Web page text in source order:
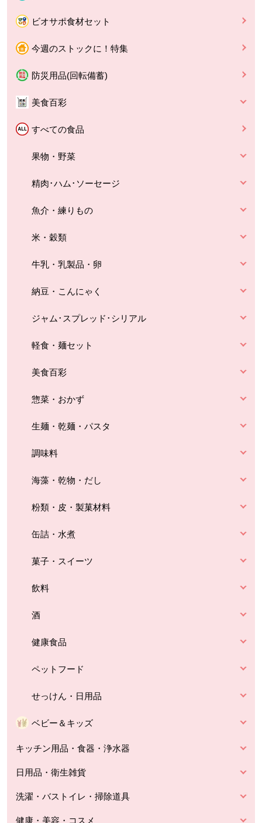
ビオサポ食材セット
今週のストックに！特集
防災用品(回転備蓄)
美食百彩
すべての食品
果物・野菜
精肉･ハム･ソーセージ
魚介・練りもの
米・穀類
牛乳・乳製品・卵
納豆・こんにゃく
ジャム･スプレッド･シリアル
軽食・麺セット
美食百彩
惣菜・おかず
生麺・乾麺・パスタ
調味料
海藻・乾物・だし
粉類・皮・製菓材料
缶詰・水煮
菓子・スイーツ
飲料
酒
健康食品
ペットフード
せっけん・日用品
ベビー＆キッズ
キッチン用品・食器・浄水器
日用品・衛生雑貨
洗濯・バストイレ・掃除道具
健康・美容・コスメ